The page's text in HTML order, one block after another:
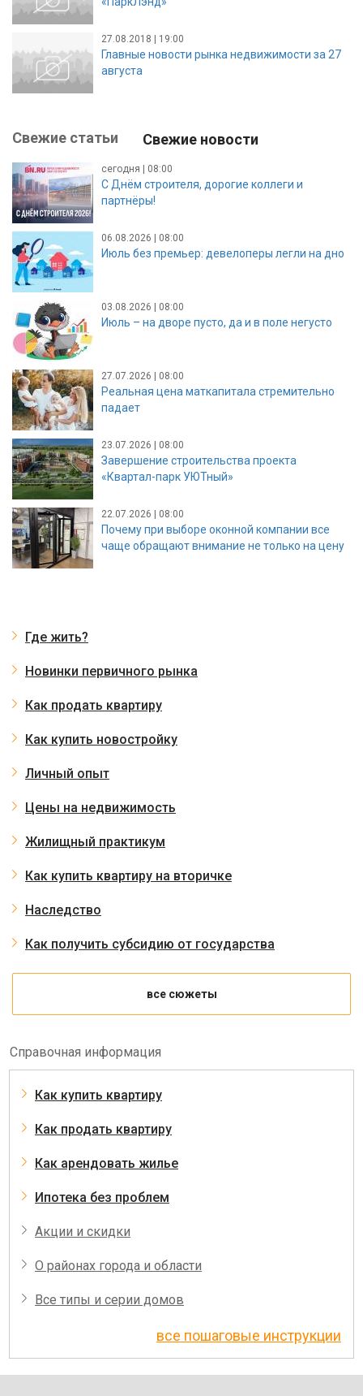
27.08.2018 | 19:00
Главные новости рынка недвижимости за 27
августа
Свежие статьи Свежие новости
сегодня | 08:00
С Днём строителя, дорогие коллеги и
партнёры!
06.08.2026 | 08:00
Июль без премьер: девелоперы легли на дно
03.08.2026 | 08:00
Июль – на дворе пусто, да и в поле негусто
27.07.2026 | 08:00
Реальная цена маткапитала стремительно
падает
23.07.2026 | 08:00
Завершение строительства проекта
«Квартал-парк УЮТный»
22.07.2026 | 08:00
Почему при выборе оконной компании все
чаще обращают внимание не только на цену
Где жить?
Новинки первичного рынка
Как продать квартиру
Как купить новостройку
Личный опыт
Цены на недвижимость
Жилищный практикум
Как купить квартиру на вторичке
Наследство
Как получить субсидию от государства
все сюжеты
Справочная информация
Как купить квартиру
Как продать квартиру
Как арендовать жилье
Ипотека без проблем
Акции и скидки
О районах города и области
Все типы и серии домов
все пошаговые инструкции